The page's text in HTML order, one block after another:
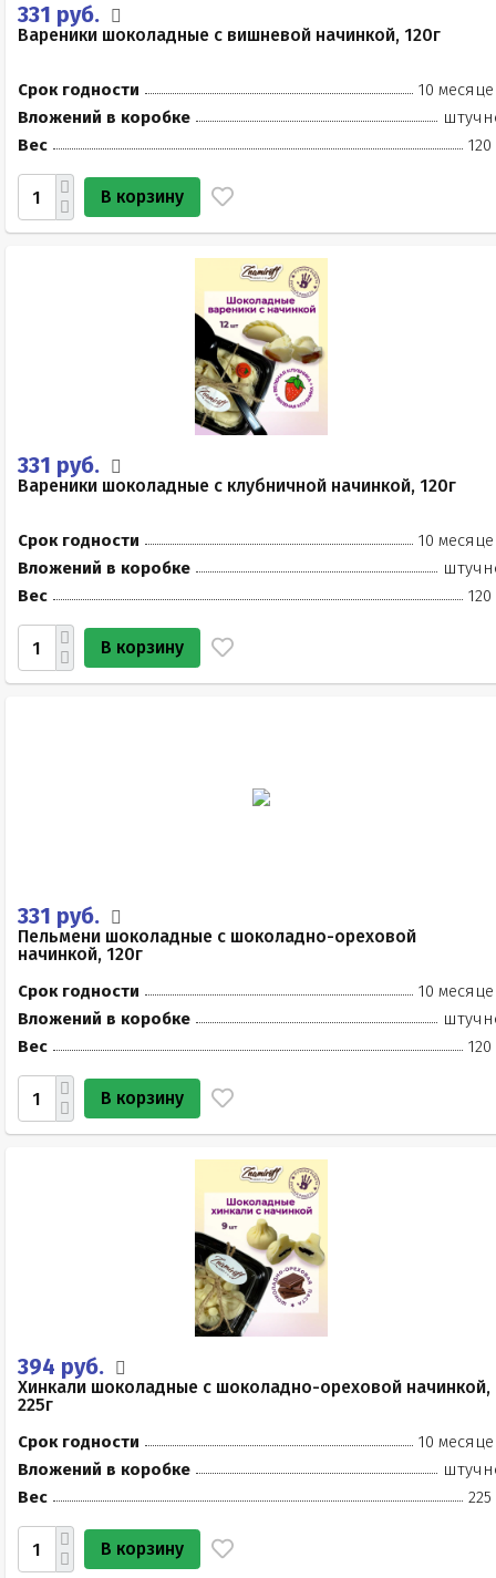
331 руб.
Вареники шоколадные с вишневой начинкой, 120г
Срок годности
10
Вложений в коробке
Вес
120
В корзину
331 руб.
Вареники шоколадные с клубничной начинкой, 120г
Срок годности
10
Вложений в коробке
Вес
120
В корзину
331 руб.
Пельмени шоколадные с шоколадно-ореховой
начинкой, 120г
Срок годности
10
Вложений в коробке
Вес
120
В корзину
394 руб.
Хинкали шоколадные с шоколадно-ореховой начинкой,
225г
Срок годности
10
Вложений в коробке
Вес
225
В корзину